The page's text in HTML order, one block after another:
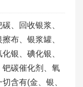
、回收银浆、
布、银浆罐、
银、碘化银、
碳催化剂、氧
含有(金、银、